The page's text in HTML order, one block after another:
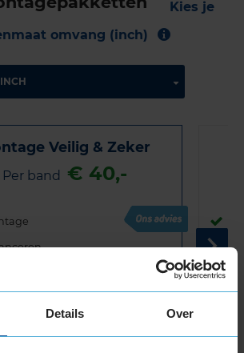
Details Over
Kies je
omvang (inch)
Veilig & Zeker
Per band € 40,-
of TPMS service